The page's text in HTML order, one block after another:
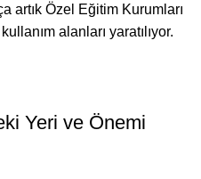
artık Özel Eğitim Kurumları
alanları yaratılıyor.
Yeri ve Önemi